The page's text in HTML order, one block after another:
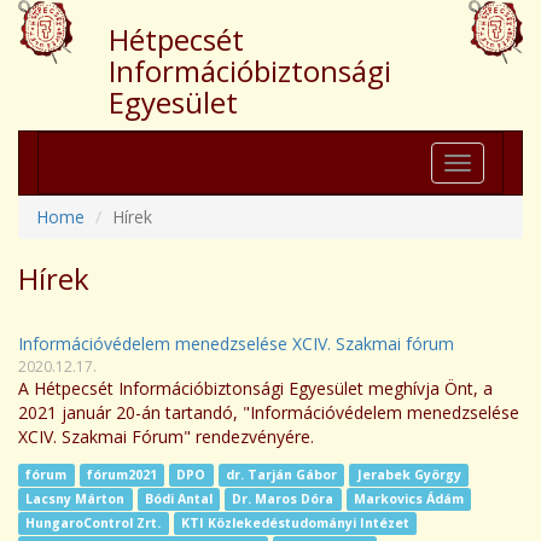
Hétpecsét
Információbiztonsági
Egyesület
Toggle
navigation
Home
Hírek
Hírek
Információvédelem menedzselése XCIV. Szakmai fórum
2020.12.17.
A Hétpecsét Információbiztonsági Egyesület meghívja Önt, a
2021 január 20-án tartandó, "Információvédelem menedzselése
XCIV. Szakmai Fórum" rendezvényére.
fórum fórum2021 DPO dr. Tarján Gábor
Jerabek György
Lacsny Márton
Bódi Antal Dr. Maros Dóra
Markovics Ádám
HungaroControl Zrt.
KTI Közlekedéstudományi Intézet